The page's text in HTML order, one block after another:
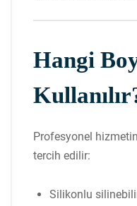
Hangi
Profesyonel
tercih edilir:
Silikonlu